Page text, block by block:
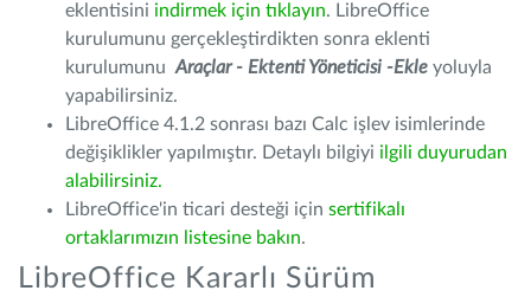
eklentisini indirmek için tıklayın. LibreOffice
kurulumunu gerçekleştirdikten sonra eklenti
kurulumunu Araçlar - Ektenti Yöneticisi -Ekle yoluyla
yapabilirsiniz.
LibreOffice 4.1.2 sonrası bazı Calc işlev isimlerinde
değişiklikler yapılmıştır. Detaylı bilgiyi ilgili duyurudan
alabilirsiniz.
LibreOffice'in ticari desteği için sertifikalı
ortaklarımızın listesine bakın.
LibreOffice Kararlı Sürüm